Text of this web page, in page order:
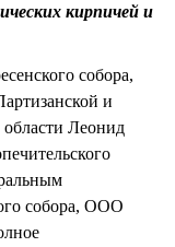
кирпичей и
собора,
и
области Леонид
собора, ООО